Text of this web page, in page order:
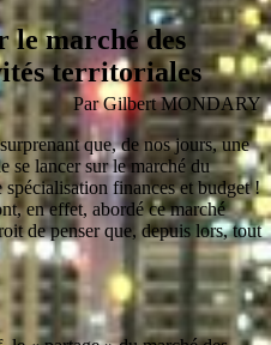
le marché des
territoriales
Par Gilbert MONDARY
que, de nos jours, une
se lancer sur le marché du
finances et budget !
en effet, abordé ce marché
de penser que, depuis lors, tout